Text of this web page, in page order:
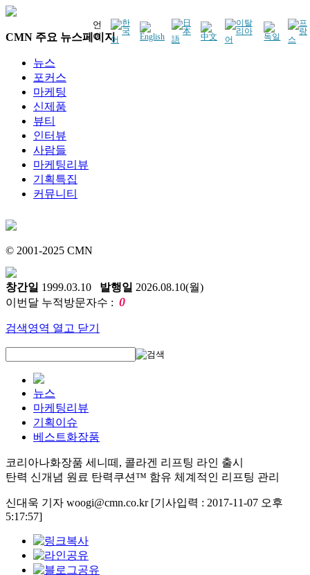
언
어
CMN 주요 뉴스페이지
뉴스
포커스
마케팅
신제품
뷰티
인터뷰
사람들
마케팅리뷰
기획특집
커뮤니티
© 2001-2025 CMN
창간일 1999.03.10 발행일 2026.08.10(월)
이번달 누적방문자수 : 0
검색영역 열고 닫기
뉴스
마케팅리뷰
기획이슈
베스트화장품
코리아나화장품 세니떼, 콜라겐 리프팅 라인 출시
탄력 신개념 원료 탄력쿠션™ 함유 체계적인 리프팅 관리
신대욱 기자 woogi@cmn.co.kr [기사입력 : 2017-11-07 오후
5:17:57]